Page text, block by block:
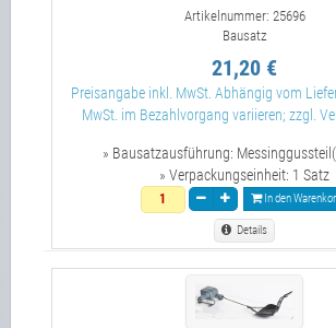
Artikelnummer: 25696
Bausatz
21,20 €
Preisangabe inkl. MwSt. Abhängig vom
MwSt. im Bezahlvorgang variieren; zzgl.
» Bausatzausführung:
» Verpackungseinheit: 1 Satz
In den
Details